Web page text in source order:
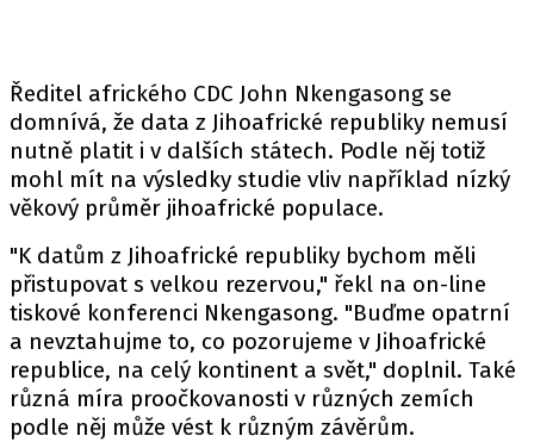
Ředitel afrického CDC John Nkengasong se
domnívá, že data z Jihoafrické republiky nemusí
nutně platit i v dalších státech. Podle něj totiž
mohl mít na výsledky studie vliv například nízký
věkový průměr jihoafrické populace.
"K datům z Jihoafrické republiky bychom měli
přistupovat s velkou rezervou," řekl na on-line
tiskové konferenci Nkengasong. "Buďme opatrní
a nevztahujme to, co pozorujeme v Jihoafrické
republice, na celý kontinent a svět," doplnil. Také
různá míra proočkovanosti v různých zemích
podle něj může vést k různým závěrům.